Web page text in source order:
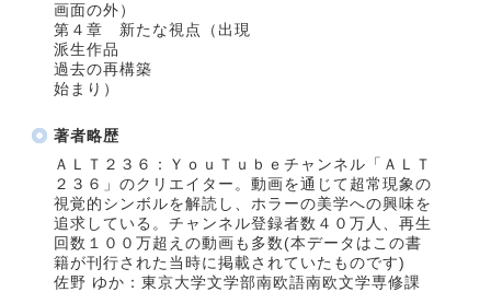
画面の外）
第４章 新たな視点（出現
派生作品
過去の再構築
始まり）
著者略歴
ＡＬＴ２３６：ＹｏｕＴｕｂｅチャンネル「ＡＬＴ
２３６」のクリエイター。動画を通じて超常現象の
視覚的シンボルを解読し、ホラーの美学への興味を
追求している。チャンネル登録者数４０万人、再生
回数１００万超えの動画も多数(本データはこの書
籍が刊行された当時に掲載されていたものです)
佐野 ゆか：東京大学文学部南欧語南欧文学専修課